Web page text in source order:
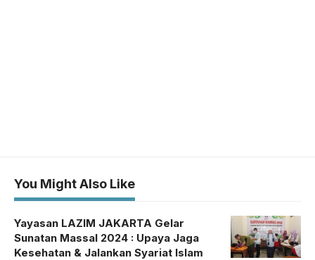
You Might Also Like
Yayasan LAZIM JAKARTA Gelar
Sunatan Massal 2024 : Upaya Jaga
Kesehatan & Jalankan Syariat Islam